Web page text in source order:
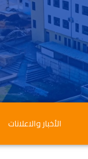
الأخبار والاعلانات